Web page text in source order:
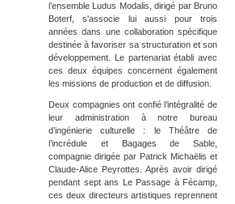
l’ensemble Ludus Modalis, dirigé par Bruno
Boterf, s'associe lui aussi pour trois
années dans une collaboration spécifique
destinée à favoriser sa structuration et son
développement. Le partenariat établi avec
ces deux équipes concernent également
les missions de production et de diffusion.
Deux compagnies ont confié l’intégralité de
leur administration à notre bureau
d’ingénierie culturelle : le Théâtre de
l’incrédule et Bagages de Sable,
compagnie dirigée par Patrick Michaëlis et
Claude-Alice Peyrottes. Après avoir dirigé
pendant sept ans Le Passage à Fécamp,
ces deux directeurs artistiques reprennent